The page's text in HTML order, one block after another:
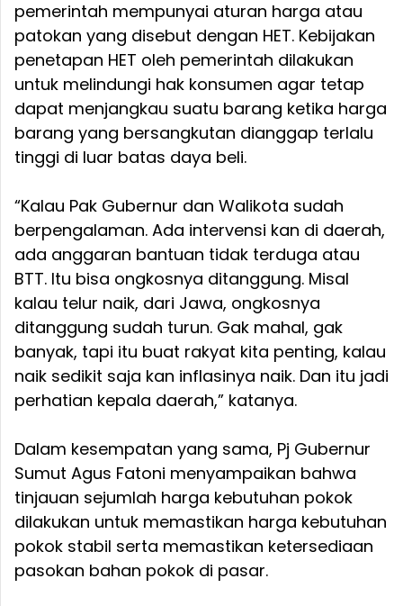
pemerintah mempunyai aturan harga atau
patokan yang disebut dengan HET. Kebijakan
penetapan HET oleh pemerintah dilakukan
untuk melindungi hak konsumen agar tetap
dapat menjangkau suatu barang ketika harga
barang yang bersangkutan dianggap terlalu
tinggi di luar batas daya beli.
“Kalau Pak Gubernur dan Walikota sudah
berpengalaman. Ada intervensi kan di daerah,
ada anggaran bantuan tidak terduga atau
BTT. Itu bisa ongkosnya ditanggung. Misal
kalau telur naik, dari Jawa, ongkosnya
ditanggung sudah turun. Gak mahal, gak
banyak, tapi itu buat rakyat kita penting, kalau
naik sedikit saja kan inflasinya naik. Dan itu jadi
perhatian kepala daerah,” katanya.
Dalam kesempatan yang sama, Pj Gubernur
Sumut Agus Fatoni menyampaikan bahwa
tinjauan sejumlah harga kebutuhan pokok
dilakukan untuk memastikan harga kebutuhan
pokok stabil serta memastikan ketersediaan
pasokan bahan pokok di pasar.